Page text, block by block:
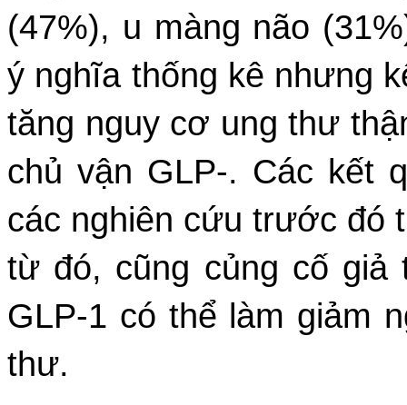
(47%), u màng não
ý nghĩa thống kê nhưng
tăng nguy cơ ung thư
chủ vận GLP-. Các kết
các nghiên cứu trước đó
từ đó, cũng củng cố giả
GLP-1 có thể làm giảm
thư.